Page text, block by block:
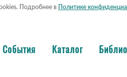
Подробнее в Политике
События Каталог